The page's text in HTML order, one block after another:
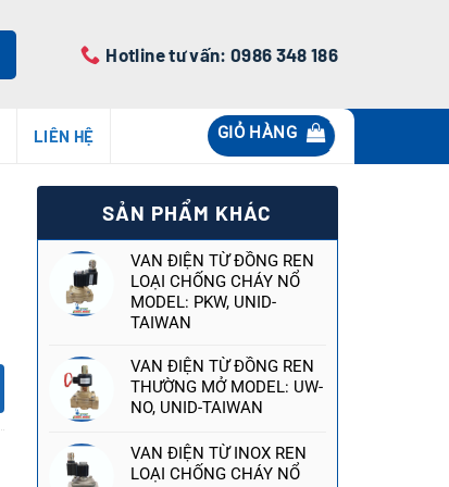
Hotline tư vấn: 0986 348 186
LIÊN HỆ GIỎ HÀNG
SẢN PHẨM KHÁC
VAN ĐIỆN TỪ ĐỒNG REN
LOẠI CHỐNG CHÁY NỔ
MODEL: PKW, UNID-
TAIWAN
VAN ĐIỆN TỪ ĐỒNG REN
THƯỜNG MỞ MODEL: UW-
NO, UNID-TAIWAN
VAN ĐIỆN TỪ INOX REN
LOẠI CHỐNG CHÁY NỔ